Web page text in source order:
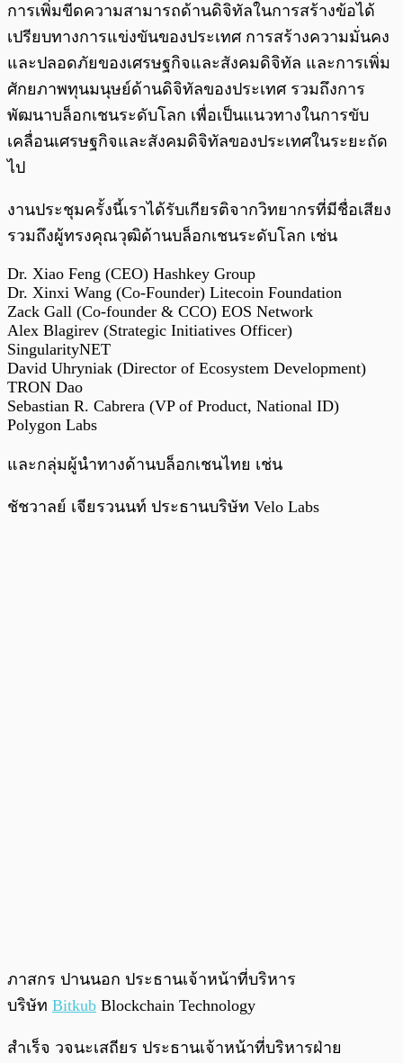
การเพิ่มขีดความสามารถด้านดิจิทัลในการสร้างข้อได้
เปรียบทางการแข่งขันของประเทศ การสร้างความมั่นคง
และปลอดภัยของเศรษฐกิจและสังคมดิจิทัล และการเพิ่ม
ศักยภาพทุนมนุษย์ด้านดิจิทัลของประเทศ รวมถึงการ
พัฒนาบล็อกเชนระดับโลก เพื่อเป็นแนวทางในการขับ
เคลื่อนเศรษฐกิจและสังคมดิจิทัลของประเทศในระยะถัด
ไป
งานประชุมครั้งนี้เราได้รับเกียรติจากวิทยากรที่มีชื่อเสียง
รวมถึงผู้ทรงคุณวุฒิด้านบล็อกเชนระดับโลก เช่น
Dr. Xiao Feng (CEO) Hashkey Group
Dr. Xinxi Wang (Co-Founder) Litecoin Foundation
Zack Gall (Co-founder & CCO) EOS Network
Alex Blagirev (Strategic Initiatives Officer)
SingularityNET
David Uhryniak (Director of Ecosystem Development)
TRON Dao
Sebastian R. Cabrera (VP of Product, National ID)
Polygon Labs
และกลุ่มผู้นำทางด้านบล็อกเชนไทย เช่น
ชัชวาลย์ เจียรวนนท์ ประธานบริษัท Velo Labs
ภาสกร ปานนอก ประธานเจ้าหน้าที่บริหาร
บริษัท Bitkub Blockchain Technology
สำเร็จ วจนะเสถียร ประธานเจ้าหน้าที่บริหารฝ่าย